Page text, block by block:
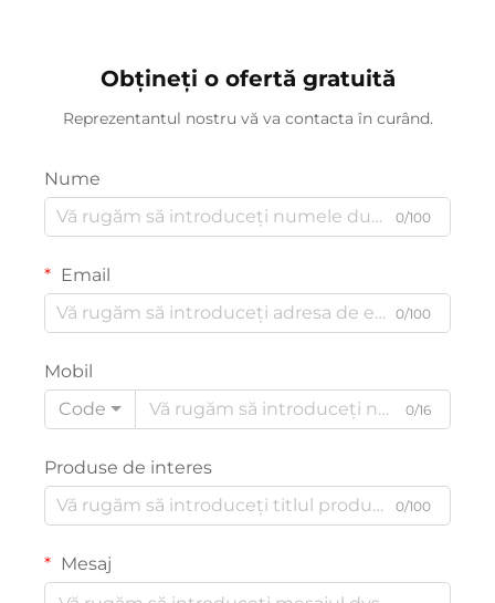
Obțineți o ofertă gratuită
Reprezentantul nostru vă va contacta în curând.
Nume
0/100
Email
0/100
Mobil
Code
0/16
Produse de interes
0/100
Mesaj